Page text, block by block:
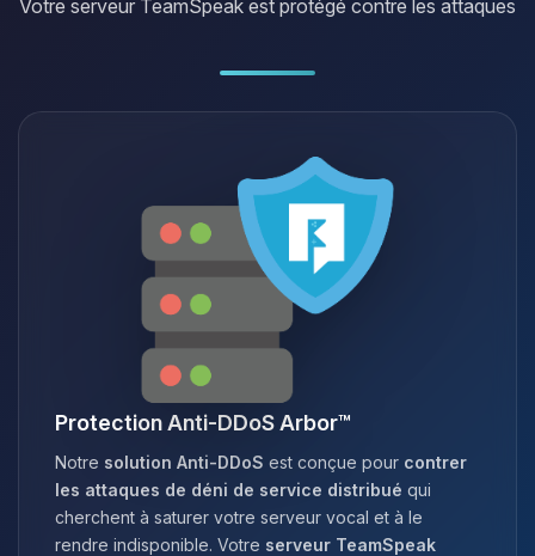
Votre serveur TeamSpeak est protégé contre les attaques
Protection Anti-DDoS Arbor™
Notre solution Anti-DDoS est conçue pour contrer
les attaques de déni de service distribué qui
cherchent à saturer votre serveur vocal et à le
rendre indisponible. Votre serveur TeamSpeak